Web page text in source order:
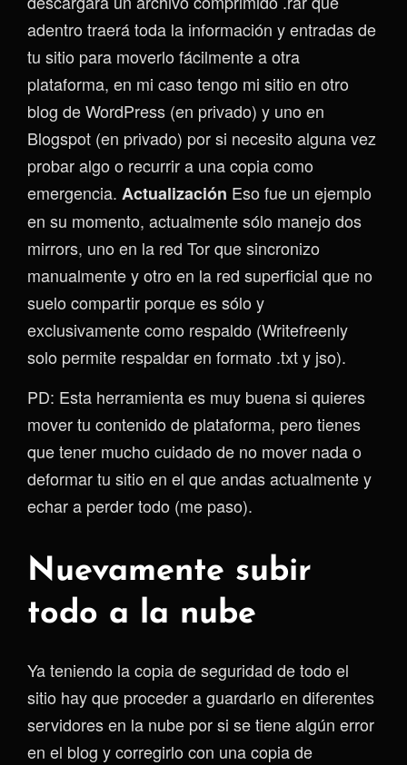
adentro traerá toda la información y entradas de
tu sitio para moverlo fácilmente a otra
plataforma, en mi caso tengo mi sitio en otro
blog de WordPress (en privado) y uno en
Blogspot (en privado) por si necesito alguna vez
probar algo o recurrir a una copia como
emergencia. Actualización Eso fue un ejemplo
en su momento, actualmente sólo manejo dos
mirrors, uno en la red Tor que sincronizo
manualmente y otro en la red superficial que no
suelo compartir porque es sólo y
exclusivamente como respaldo (Writefreenly
solo permite respaldar en formato .txt y jso).
PD: Esta herramienta es muy buena si quieres
mover tu contenido de plataforma, pero tienes
que tener mucho cuidado de no mover nada o
deformar tu sitio en el que andas actualmente y
echar a perder todo (me paso).
Nuevamente subir
todo a la nube
Ya teniendo la copia de seguridad de todo el
sitio hay que proceder a guardarlo en diferentes
servidores en la nube por si se tiene algún error
en el blog y corregirlo con una copia de